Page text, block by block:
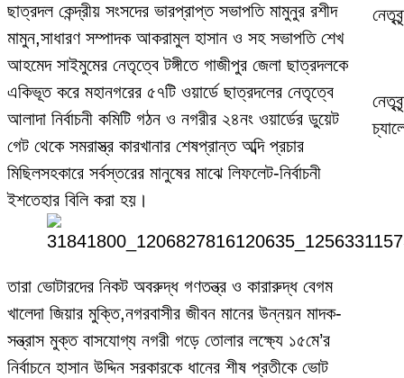
ছাত্রদল কেন্দ্রীয় সংসদের ভারপ্রাপ্ত সভাপতি মামুনুর রশীদ
মামুন,সাধারণ সম্পাদক আকরামুল হাসান ও সহ সভাপতি শেখ
আহমেদ সাইমুমের নেতৃত্বে টঙ্গীতে গাজীপুর জেলা ছাত্রদলকে
একিভূত করে মহানগরের ৫৭টি ওয়ার্ডে ছাত্রদলের নেতৃত্বে
আলাদা নির্বাচনী কমিটি গঠন ও নগরীর ২৪নং ওয়ার্ডের ডুয়েট
গেট থেকে সমরাস্ত্র কারখানার শেষপ্রান্ত অব্দি প্রচার
মিছিলসহকারে সর্বস্তরের মানুষের মাঝে লিফলেট-নির্বাচনী
ইশতেহার বিলি করা হয়।
তারা ভোটারদের নিকট অবরুদ্ধ গণতন্ত্র ও কারারুদ্ধ বেগম
খালেদা জিয়ার মুক্তি,নগরবাসীর জীবন মানের উন্নয়ন মাদক-
সন্ত্রাস মুক্ত বাসযোগ্য নগরী গড়ে তোলার লক্ষ্যে ১৫মে’র
নির্বাচনে হাসান উদ্দিন সরকারকে ধানের শীষ প্রতীকে ভোট